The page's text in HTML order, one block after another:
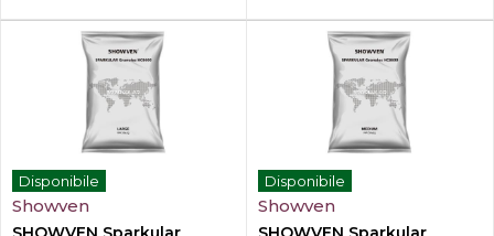
Disponibile
Showven
Disponibile
Showven